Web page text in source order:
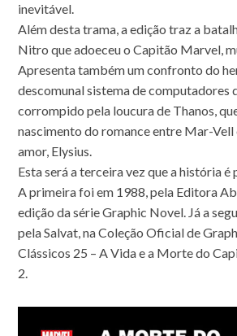
inevitável.
Além desta trama, a edição traz a
Nitro que adoeceu o Capitão Marvel,
Apresenta também um confronto do
descomunal sistema de computadores
corrompido pela loucura de Thanos,
nascimento do romance entre Mar-Vell
amor, Elysius.
Esta será a terceira vez que a história
A primeira foi em 1988, pela Editora
edição da série Graphic Novel. Já a
pela Salvat, na Coleção Oficial de
Clássicos 25 – A Vida e a Morte do
2.